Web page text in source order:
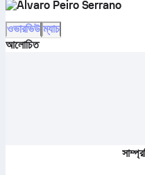
Alvaro Peiro Serrano
ওভারভিউ ম্যাচ
আলোচিত